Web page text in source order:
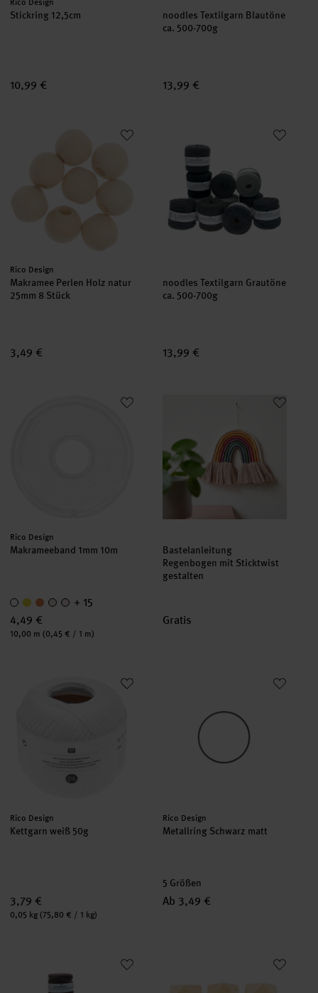
Stickring 12,5cm
10,99 €
noodles Textilgarn Blautöne
ca. 500-700g
13,99 €
Makramee Perlen Holz natur 25mm 8 Stück
Hersteller:
Rico Design
Makramee Perlen Holz natur
25mm 8 Stück
3,49 €
noodles Textilgarn Grautöne
noodles Textilgarn Grautöne
ca. 500-700g
13,99 €
Makrameeband 1mm 10m
Hersteller:
Rico Design
Makrameeband 1mm 10m
+ 15
4,49 €
Inhalt:
10,00 m (0,45 € / 1 m)
Bastelanleitung Regenbogen
Bastelanleitung
Regenbogen mit Sticktwist
gestalten
Gratis
Hersteller:
Rico Design
Kettgarn weiß 50g
3,79 €
Inhalt:
0,05 kg (75,80 € / 1 kg)
Metallring Schwarz matt
Hersteller:
Rico Design
Metallring Schwarz matt
5 Größen
Ab 3,49 €
noodles Textilgarn Brauntöne Holzperlen Diamant 2x2x2cm